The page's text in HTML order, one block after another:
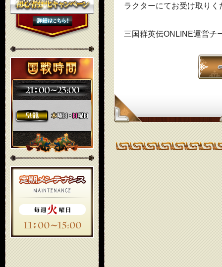
ラクターにてお受け取りく
三国群英伝ONLINE運営チ